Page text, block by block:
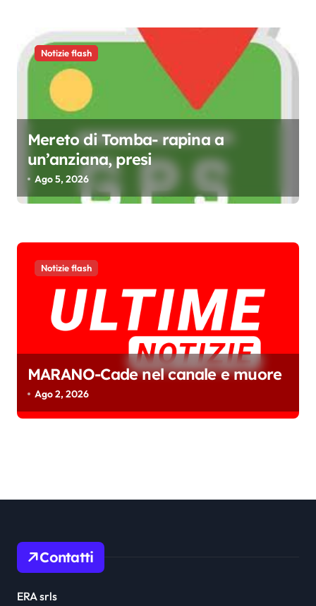
i
Notizie flash
Mereto di Tomba- rapina a
un’anziana, presi
Ago 5, 2026
Notizie flash
MARANO-Cade nel canale e muore
Ago 2, 2026
Contatti
ERA srls